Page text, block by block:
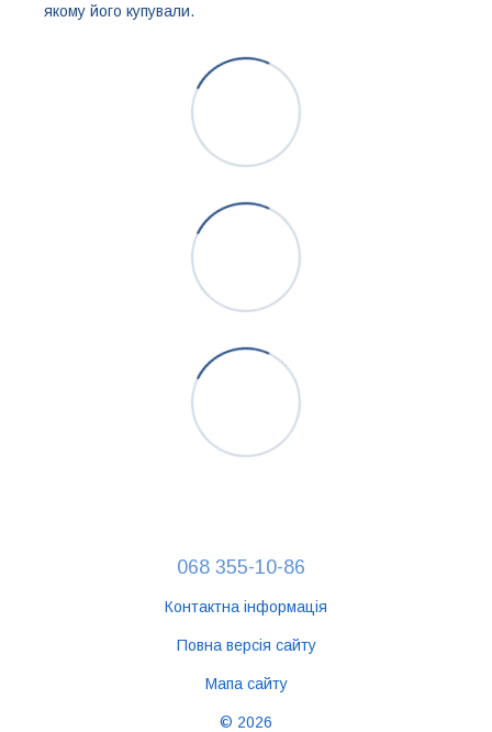
якому його купували.
068 355-10-86
Контактна інформація
Повна версія сайту
Мапа сайту
© 2026